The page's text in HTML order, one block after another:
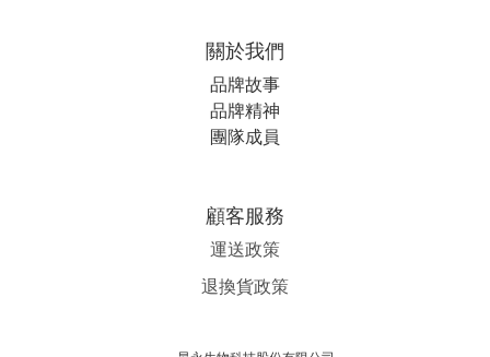
關於我們
品牌故事
品牌精神
團隊成員
顧客服務
運送政策
退換貨政策